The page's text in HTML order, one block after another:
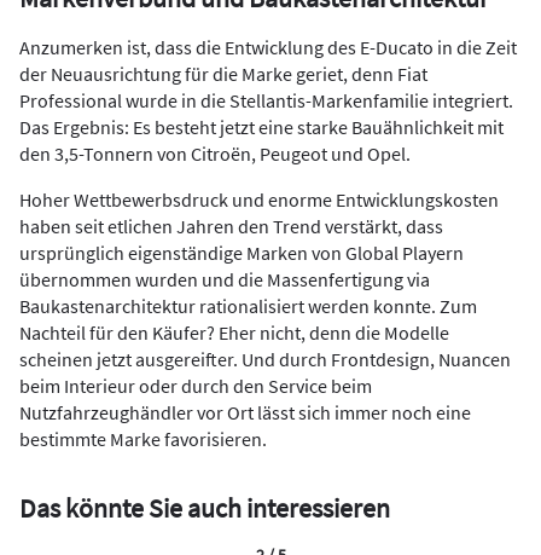
Anzumerken ist, dass die Entwicklung des E-Ducato in die Zeit
der Neuausrichtung für die Marke geriet, denn Fiat
Professional wurde in die Stellantis-Markenfamilie integriert.
Das Ergebnis: Es besteht jetzt eine starke Bauähnlichkeit mit
den 3,5-Tonnern von Citroën, Peugeot und Opel.
Hoher Wettbewerbsdruck und enorme Entwicklungskosten
haben seit etlichen Jahren den Trend verstärkt, dass
ursprünglich eigenständige Marken von Global Playern
übernommen wurden und die Massenfertigung via
Baukastenarchitektur rationalisiert werden konnte. Zum
Nachteil für den Käufer? Eher nicht, denn die Modelle
scheinen jetzt ausgereifter. Und durch Frontdesign, Nuancen
beim Interieur oder durch den Service beim
Nutzfahrzeughändler vor Ort lässt sich immer noch eine
bestimmte Marke favorisieren.
Das könnte Sie auch interessieren